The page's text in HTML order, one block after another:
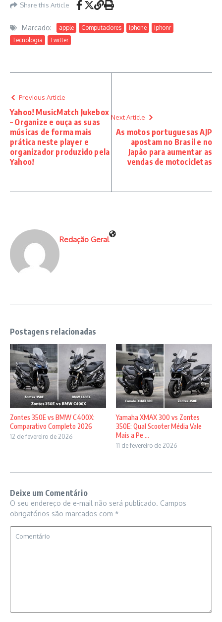
Share this Article
Marcado: apple Computadores iphone
iphonr
Tecnologia
Twitter
Previous Article
Yahoo! MusicMatch Jukebox
– Organize e ouça as suas
músicas de forma mais
prática neste player e
organizador produzido pela
Yahoo!
Next Article
As motos portuguesas AJP
apostam no Brasil e no
Japão para aumentar as
vendas de motocicletas
Redação Geral
Postagens relacionadas
Zontes 350E vs BMW C400X:
Comparativo Completo 2026
12 de fevereiro de 2026
Yamaha XMAX 300 vs Zontes
350E: Qual Scooter Média Vale
Mais a Pe ...
11 de fevereiro de 2026
Deixe um Comentário
O seu endereço de e-mail não será publicado. Campos
obrigatórios são marcados com *